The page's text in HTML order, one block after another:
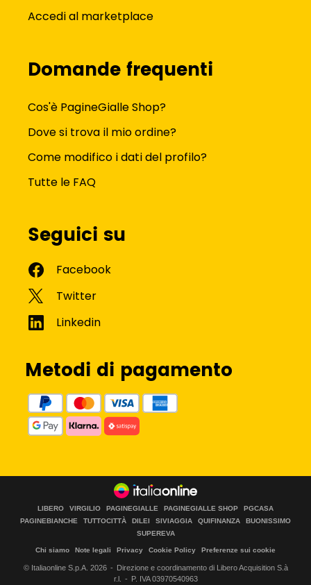
Accedi al marketplace
Domande frequenti
Cos'è PagineGialle Shop?
Dove si trova il mio ordine?
Come modifico i dati del profilo?
Tutte le FAQ
Seguici su
Metodi di pagamento
LIBERO VIRGILIO PAGINEGIALLE PAGINEGIALLE SHOP
PGCASA
PAGINEBIANCHE
TUTTOCITTÀ DILEI SIVIAGGIA QUIFINANZA
BUONISSIMO
SUPEREVA
Chi siamo Note legali Privacy Cookie Policy Preferenze sui cookie
© Italiaonline S.p.A. 2026
Direzione e coordinamento di Libero Acquisition S.à
r.l.
P. IVA 03970540963